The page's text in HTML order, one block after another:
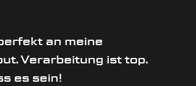
an meine
Verarbeitung ist top.
es sein!